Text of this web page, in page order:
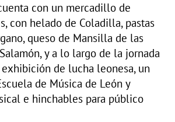
con un mercadillo de
con helado de Coladilla, pastas
queso de Mansilla de las
y a lo largo de la jornada
de lucha leonesa, un
de Música de León y
e hinchables para público